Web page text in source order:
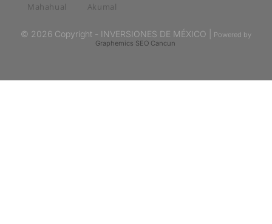
Mahahual
Akumal
© 2026 Copyright - INVERSIONES DE MÉXICO |
Powered by
Graphemics SEO Cancun